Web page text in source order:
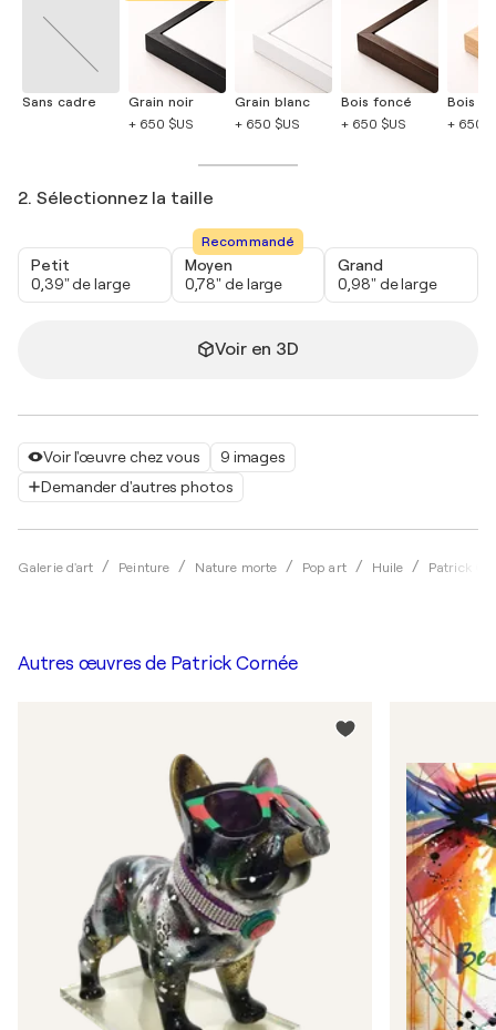
Voir l'œuvre chez vous
9 images
Demander d'autres photos
Galerie d'art Peinture Nature morte Pop art Huile Patrick
Sans cadre
Grain noir
+ 650 $US
Grain blanc
+ 650 $US
Bois foncé
+ 650 $US
Bois
+ 650
2. Sélectionnez la taille
Petit
0,39" de large
Recommandé
Moyen
0,78" de large
Grand
0,98" de large
Voir en 3D
Autres œuvres de Patrick Cornée